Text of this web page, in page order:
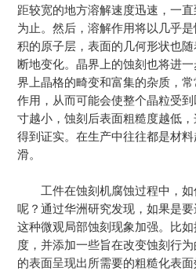
距较宽的地方溶解速度迅速，一
为止。然后，溶解作用将以几乎
积的原子层，表面的几何形状也
断地变化。晶界上的蚀刻也将进
界上晶格的畸变和富集的杂质，
作用，从而可能会使整个晶粒受
寸越小，蚀刻后表面粗糙度越低
得到证实。在生产中往往都是材
滑。
工件在蚀刻机腐蚀过程中，
呢？通过华洲研究发现，如果是
这种微观局部蚀刻现象加强。比
度，并添加一些旨在改变蚀刻行
的表面呈现出所需要的粗糙化表